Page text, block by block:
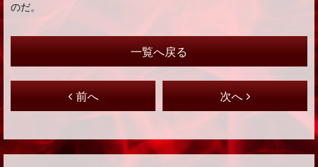
のだ。
前へ
一覧へ戻る
次へ